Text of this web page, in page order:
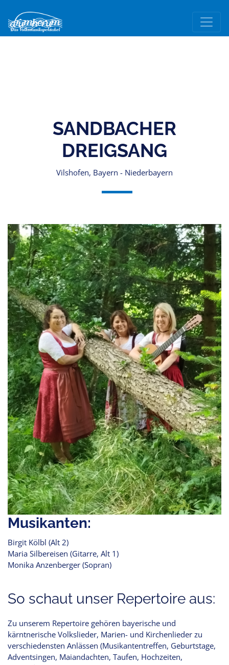
SANDBACHER
DREIGSANG
Vilshofen, Bayern - Niederbayern
Musikanten:
Birgit Kölbl (Alt 2)
Maria Silbereisen (Gitarre, Alt 1)
Monika Anzenberger (Sopran)
So schaut unser Repertoire aus:
Zu unserem Repertoire gehören bayerische und
kärntnerische Volkslieder, Marien- und Kirchenlieder zu
verschiedensten Anlässen (Musikantentreffen, Geburtstage,
Adventsingen, Maiandachten, Taufen, Hochzeiten,